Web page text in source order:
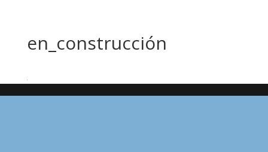
en_construcción